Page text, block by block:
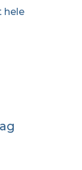
hele